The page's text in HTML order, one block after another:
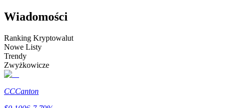
transakcji
Wiadomości
Ranking Kryptowalut
Nowe Listy
Trendy
Zwyżkowicze
CCCanton